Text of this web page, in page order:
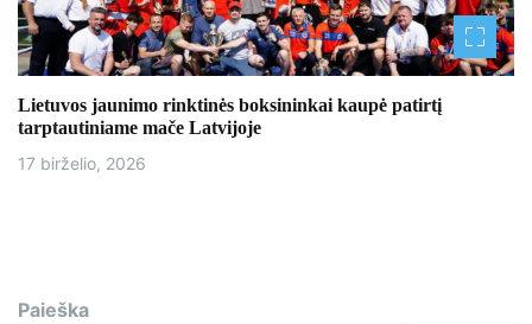
Lietuvos jaunimo rinktinės boksininkai kaupė patirtį
tarptautiniame mače Latvijoje
17 birželio, 2026
Paieška